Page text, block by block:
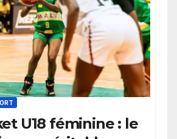
U18 féminine : le